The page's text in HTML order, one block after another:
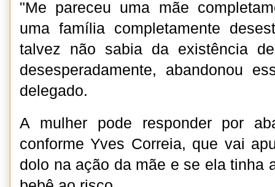
"Me pareceu uma mãe
uma família completamente
talvez não sabia da existência
desesperadamente, abandonou
delegado.
A mulher pode responder por
conforme Yves Correia, que vai
dolo na ação da mãe e se ela tinha